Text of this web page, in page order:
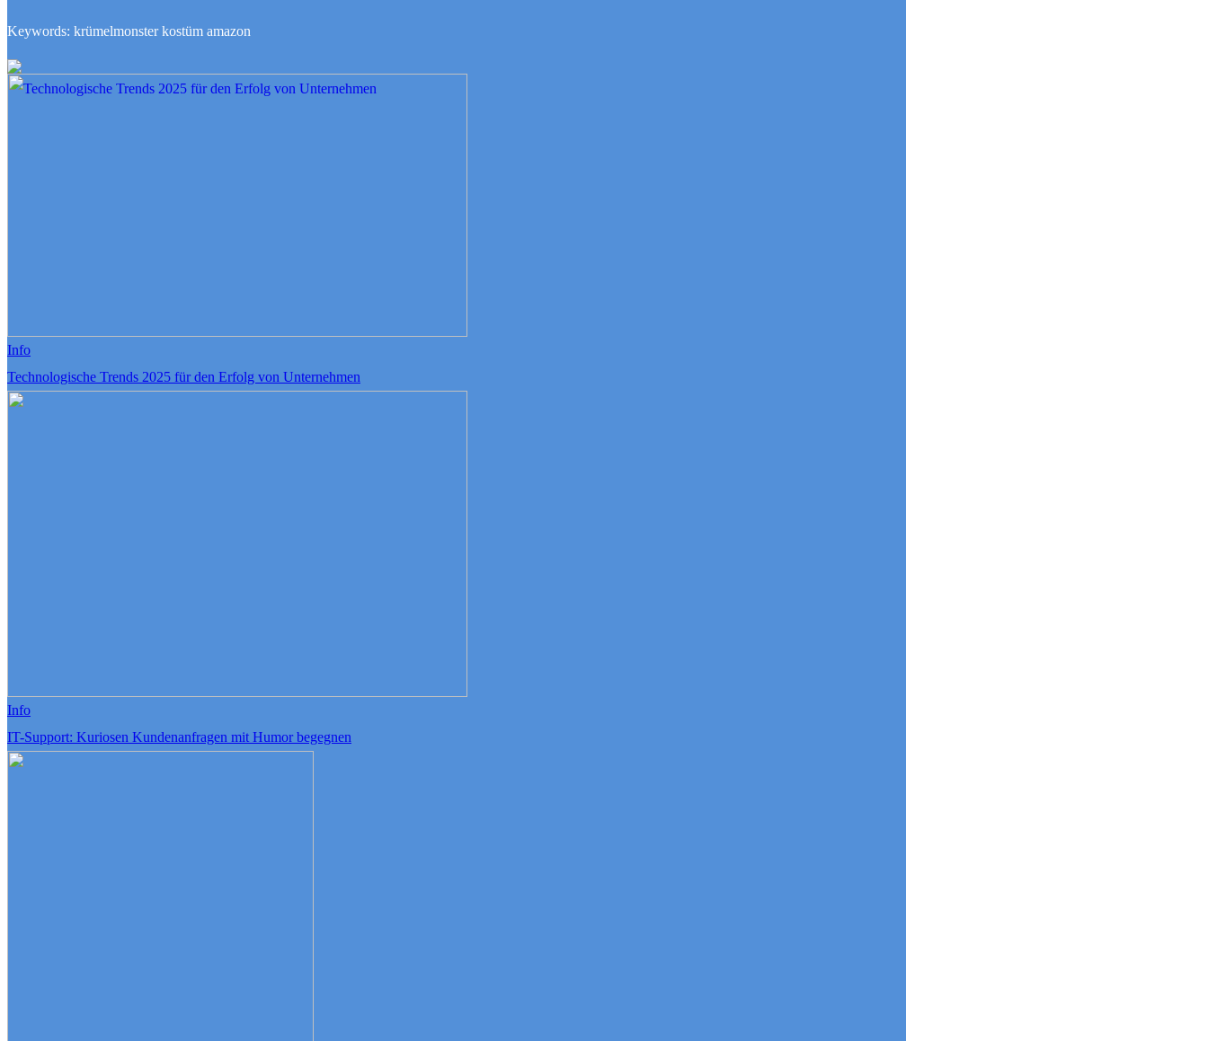
Keywords: krümelmonster kostüm amazon
Info
Technologische Trends 2025 für den Erfolg von Unternehmen
Info
IT-Support: Kuriosen Kundenanfragen mit Humor begegnen